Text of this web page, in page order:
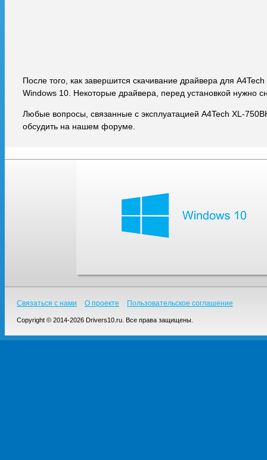
После того, как завершится скачивание драйвера для
Windows 10. Некоторые драйвера, перед установкой нужно
Любые вопросы, связанные с эксплуатацией A4Tech XL-
обсудить на нашем форуме.
Связаться с нами О проекте Пользовательское соглашение
Copyright © 2014-2026 Drivers10.ru. Все права защищены.